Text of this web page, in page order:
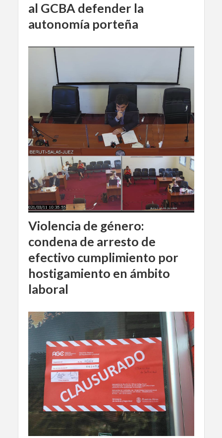
al GCBA defender la
autonomía porteña
Violencia de género:
condena de arresto de
efectivo cumplimiento por
hostigamiento en ámbito
laboral